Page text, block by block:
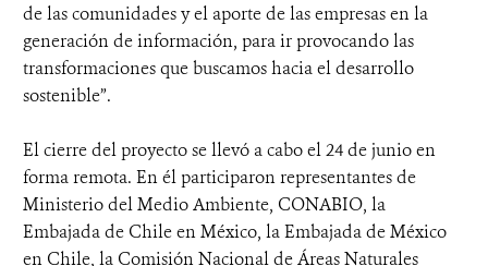
de las comunidades y el aporte de las empresas en la
generación de información, para ir provocando las
transformaciones que buscamos hacia el desarrollo
sostenible”.
El cierre del proyecto se llevó a cabo el 24 de junio en
forma remota. En él participaron representantes de
Ministerio del Medio Ambiente, CONABIO, la
Embajada de Chile en México, la Embajada de México
en Chile, la Comisión Nacional de Áreas Naturales